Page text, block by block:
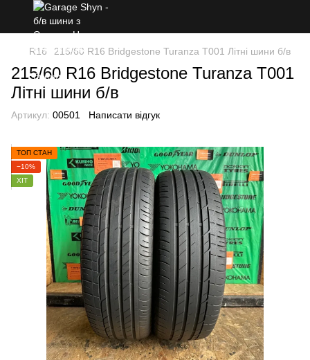
R16 215/60 R16 Bridgestone Turanza T001 Літні шини б/в
215/60 R16 Bridgestone Turanza T001
Літні шини б/в
Артикул: 00501 Написати відгук
ТОП СТАН
−10%
ХІТ